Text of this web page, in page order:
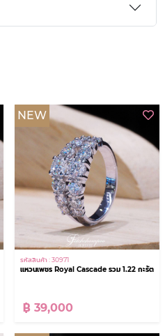
NEW
รหัสสินค้า : 30971
แหวนเพชร Royal Cascade รวม 1.22 กะรัต
฿ 39,000